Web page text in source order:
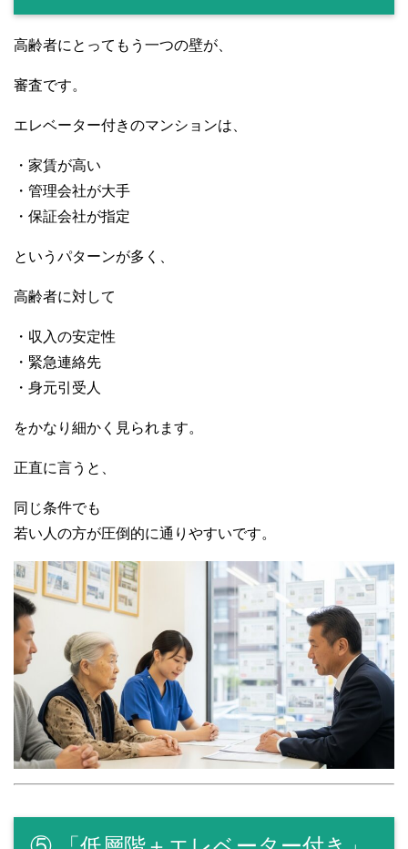
高齢者にとってもう一つの壁が、
審査です。
エレベーター付きのマンションは、
・家賃が高い
・管理会社が大手
・保証会社が指定
というパターンが多く、
高齢者に対して
・収入の安定性
・緊急連絡先
・身元引受人
をかなり細かく見られます。
正直に言うと、
同じ条件でも
若い人の方が圧倒的に通りやすいです。